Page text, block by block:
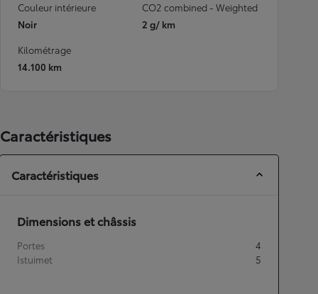
Couleur intérieure
Noir
CO2 combined - Weighted
2 g/ km
Kilométrage
14.100 km
Caractéristiques
Caractéristiques
Dimensions et châssis
Portes
4
Istuimet
5